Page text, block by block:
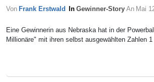
Von Frank Erstwald In Gewinner-Story An Mai
Eine Gewinnerin aus Nebraska hat in der
Millionäre" mit ihren selbst ausgewählten Zahlen 1